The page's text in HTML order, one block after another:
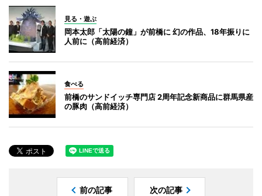
見る・遊ぶ
岡本太郎「太陽の鐘」が前橋に 幻の作品、18年振りに
人前に（高前経済）
食べる
前橋のサンドイッチ専門店 2周年記念新商品に群馬県産
の豚肉（高前経済）
前の記事 次の記事